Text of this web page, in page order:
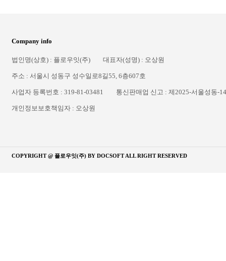
Company info
법인명(상호) : 플로우잇(주) 대표자(성명) : 오상원
주소 : 서울시 성동구 성수일로8길55, 6층607호
사업자 등록번호 : 319-81-03481 통신판매업 신고 : 제2025-서울성동-
개인정보보호책임자 : 오상원
COPYRIGHT @ 플로우잇(주) BY DOCSOFTALL RIGHT RESERVED